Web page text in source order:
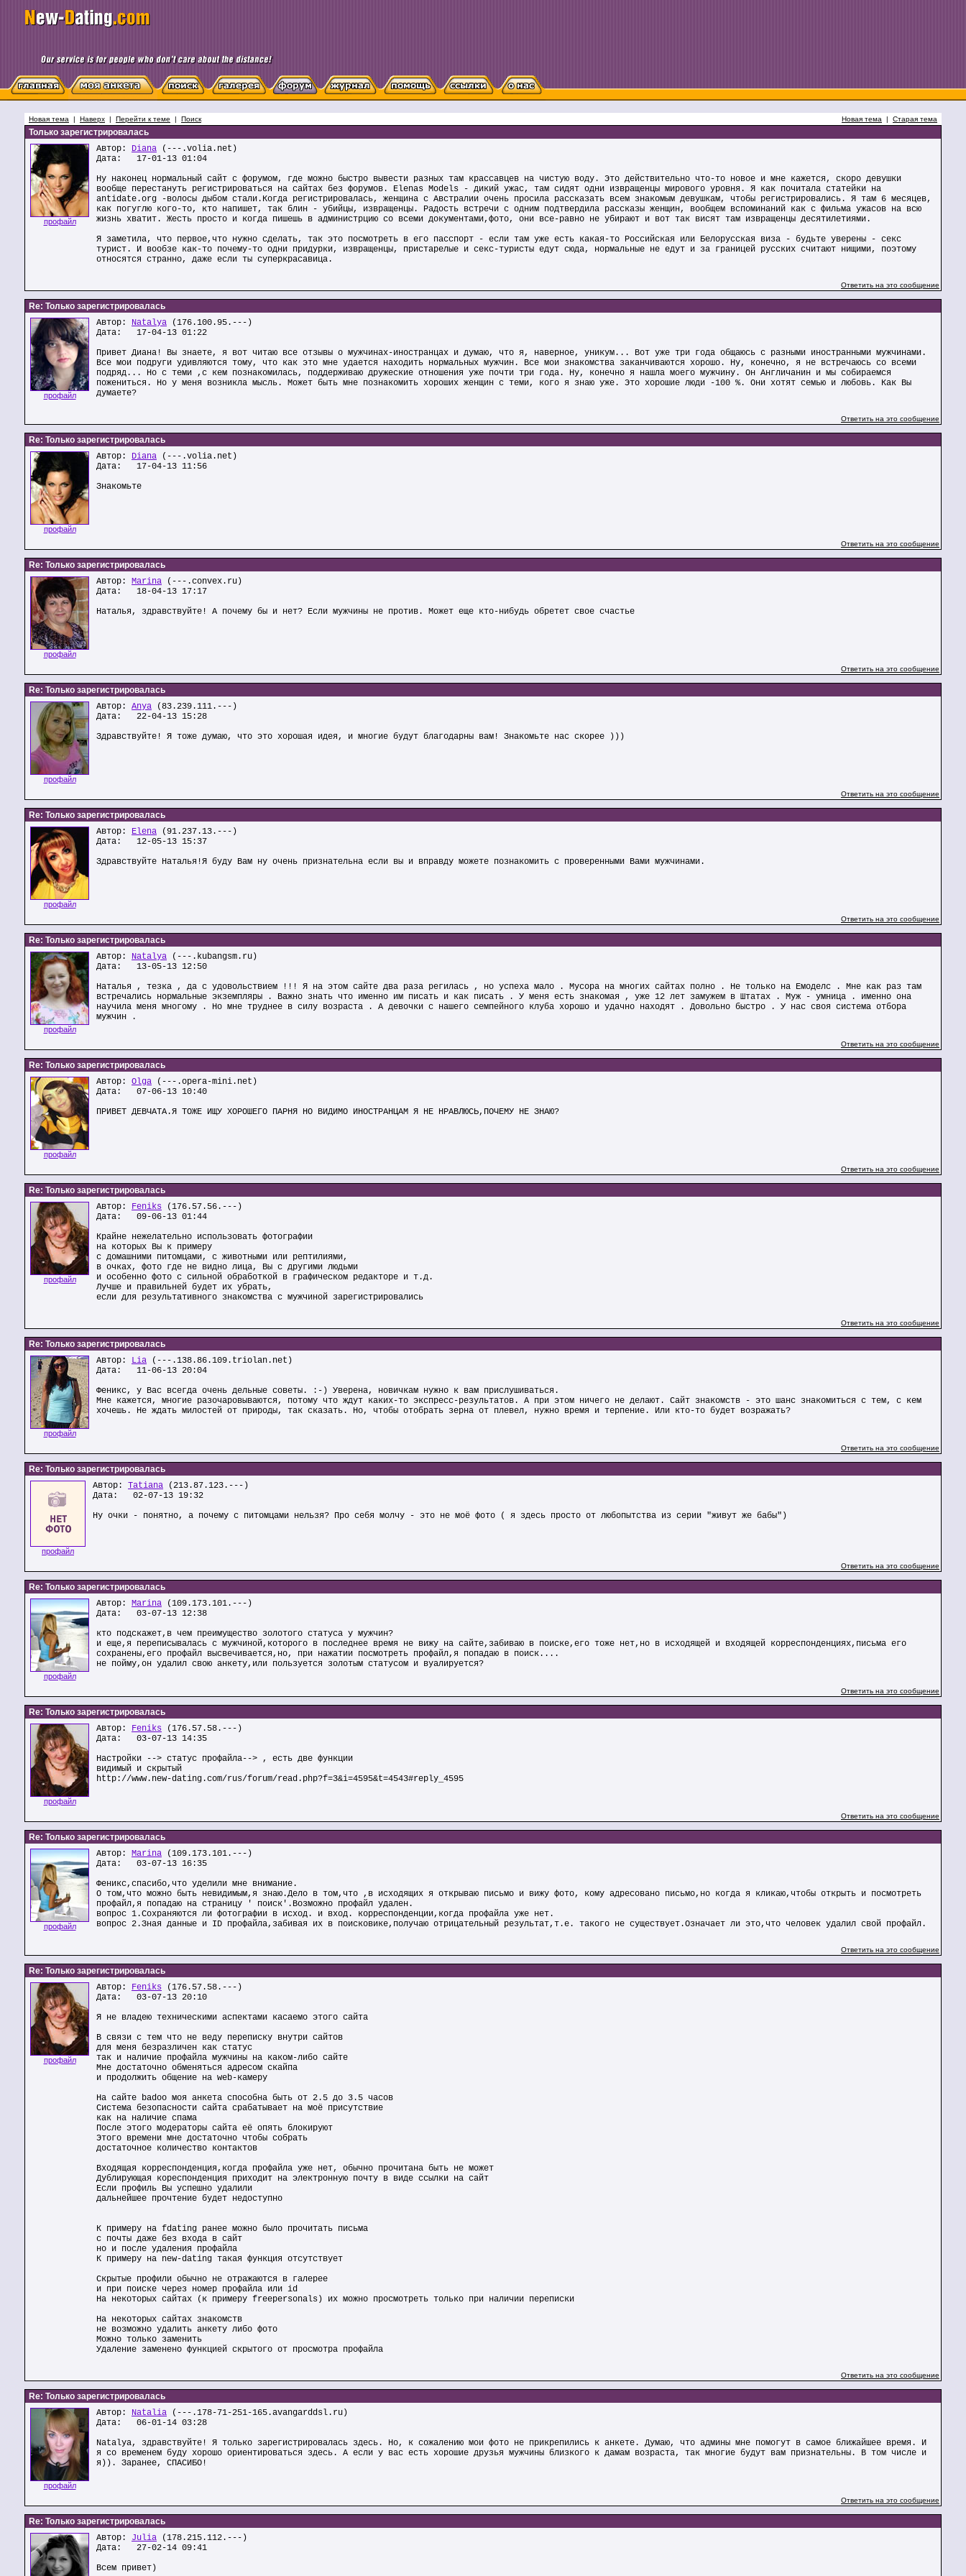
Новая тема | Наверх | Перейти к теме | Поиск Новая тема | Старая тема
Только зарегистрировалась
профайл
Автор: Diana (---.volia.net)
Дата: 17-01-13 01:04
Ну наконец нормальный сайт с форумом, где можно быстро вывести разных там крассавцев на чистую воду. Это действительно что-то новое и мне кажется, скоро девушки
вообще перестануть регистрироваться на сайтах без форумов. Elenas Models - дикий ужас, там сидят одни извращенцы мирового уровня. Я как почитала статейки на
antidate.org -волосы дыбом стали.Когда регистрировалась, женщина с Австралии очень просила рассказать всем знакомым девушкам, чтобы регистрировались. Я там 6 месяцев,
как погуглю кого-то, кто напишет, так блин - убийцы, извращенцы. Радость встречи с одним подтвердила рассказы женщин, вообщем вспоминаний как с фильма ужасов на всю
жизнь хватит. Жесть просто и когда пишешь в администрцию со всеми документами,фото, они все-равно не убирают и вот так висят там извращенцы десятилетиями.
Я заметила, что первое,что нужно сделать, так это посмотреть в его пасспорт - если там уже есть какая-то Российская или Белорусская виза - будьте уверены - секс
турист. И вообзе как-то почему-то одни придурки, извращенцы, пристарелые и секс-туристы едут сюда, нормальные не едут и за границей русских считают нищими, поэтому
относятся странно, даже если ты суперкрасавица.
Ответить на это сообщение
Re: Только зарегистрировалась
профайл
Автор: Natalya (176.100.95.---)
Дата: 17-04-13 01:22
Привет Диана! Вы знаете, я вот читаю все отзывы о мужчинах-иностранцах и думаю, что я, наверное, уникум... Вот уже три года общаюсь с разными иностранными мужчинами.
Все мои подруги удивляются тому, что как это мне удается находить нормальных мужчин. Все мои знакомства заканчиваются хорошо. Ну, конечно, я не встречаюсь со всеми
подряд... Но с теми ,с кем познакомилась, поддерживаю дружеские отношения уже почти три года. Ну, конечно я нашла моего мужчину. Он Англичанин и мы собираемся
пожениться. Но у меня возникла мысль. Может быть мне познакомить хороших женщин с теми, кого я знаю уже. Это хорошие люди -100 %. Они хотят семью и любовь. Как Вы
думаете?
Ответить на это сообщение
Re: Только зарегистрировалась
профайл
Автор: Diana (---.volia.net)
Дата: 17-04-13 11:56
Знакомьте
Ответить на это сообщение
Re: Только зарегистрировалась
профайл
Автор: Marina (---.convex.ru)
Дата: 18-04-13 17:17
Наталья, здравствуйте! А почему бы и нет? Если мужчины не против. Может еще кто-нибудь обретет свое счастье
Ответить на это сообщение
Re: Только зарегистрировалась
профайл
Автор: Anya (83.239.111.---)
Дата: 22-04-13 15:28
Здравствуйте! Я тоже думаю, что это хорошая идея, и многие будут благодарны вам! Знакомьте нас скорее )))
Ответить на это сообщение
Re: Только зарегистрировалась
профайл
Автор: Elena (91.237.13.---)
Дата: 12-05-13 15:37
Здравствуйте Наталья!Я буду Вам ну очень признательна если вы и вправду можете познакомить с проверенными Вами мужчинами.
Ответить на это сообщение
Re: Только зарегистрировалась
профайл
Автор: Natalya (---.kubangsm.ru)
Дата: 13-05-13 12:50
Наталья , тезка , да с удовольствием !!! Я на этом сайте два раза регилась , но успеха мало . Мусора на многих сайтах полно . Не только на Емоделс . Мне как раз там
встречались нормальные экземпляры . Важно знать что именно им писать и как писать . У меня есть знакомая , уже 12 лет замужем в Штатах . Муж - умница . именно она
научила меня многому . Но мне труднее в силу возраста . А девочки с нашего семпейного клуба хорошо и удачно находят . Довольно быстро . У нас своя система отбора
мужчин .
Ответить на это сообщение
Re: Только зарегистрировалась
профайл
Автор: Olga (---.opera-mini.net)
Дата: 07-06-13 10:40
ПРИВЕТ ДЕВЧАТА.Я ТОЖЕ ИЩУ ХОРОШЕГО ПАРНЯ НО ВИДИМО ИНОСТРАНЦАМ Я НЕ НРАВЛЮСЬ,ПОЧЕМУ НЕ ЗНАЮ?
Ответить на это сообщение
Re: Только зарегистрировалась
профайл
Автор: Feniks (176.57.56.---)
Дата: 09-06-13 01:44
Крайне нежелательно использовать фотографии
на которых Вы к примеру
с домашними питомцами, с животными или рептилиями,
в очках, фото где не видно лица, Вы с другими людьми
и особенно фото с сильной обработкой в графическом редакторе и т.д.
Лучше и правильней будет их убрать,
если для результативного знакомства с мужчиной зарегистрировались
Ответить на это сообщение
Re: Только зарегистрировалась
профайл
Автор: Lia (---.138.86.109.triolan.net)
Дата: 11-06-13 20:04
Феникс, у Вас всегда очень дельные советы. :-) Уверена, новичкам нужно к вам прислушиваться.
Мне кажется, многие разочаровываются, потому что ждут каких-то экспресс-результатов. А при этом ничего не делают. Сайт знакомств - это шанс знакомиться с тем, с кем
хочешь. Не ждать милостей от природы, так сказать. Но, чтобы отобрать зерна от плевел, нужно время и терпение. Или кто-то будет возражать?
Ответить на это сообщение
Re: Только зарегистрировалась
профайл
Автор: Tatiana (213.87.123.---)
Дата: 02-07-13 19:32
Ну очки - понятно, а почему с питомцами нельзя? Про себя молчу - это не моё фото ( я здесь просто от любопытства из серии "живут же бабы")
Ответить на это сообщение
Re: Только зарегистрировалась
профайл
Автор: Marina (109.173.101.---)
Дата: 03-07-13 12:38
кто подскажет,в чем преимущество золотого статуса у мужчин?
и еще,я переписывалась с мужчиной,которого в последнее время не вижу на сайте,забиваю в поиске,его тоже нет,но в исходящей и входящей корреспонденциях,письма его
сохранены,его профайл высвечивается,но, при нажатии посмотреть профайл,я попадаю в поиск....
не пойму,он удалил свою анкету,или пользуется золотым статусом и вуалируется?
Ответить на это сообщение
Re: Только зарегистрировалась
профайл
Автор: Feniks (176.57.58.---)
Дата: 03-07-13 14:35
Настройки --> статус профайла--> , есть две функции
видимый и скрытый
http://www.new-dating.com/rus/forum/read.php?f=3&i=4595&t=4543#reply_4595
Ответить на это сообщение
Re: Только зарегистрировалась
профайл
Автор: Marina (109.173.101.---)
Дата: 03-07-13 16:35
Феникс,спасибо,что уделили мне внимание.
О том,что можно быть невидимым,я знаю.Дело в том,что ,в исходящих я открываю письмо и вижу фото, кому адресовано письмо,но когда я кликаю,чтобы открыть и посмотреть
профайл,я попадаю на страницу ' поиск'.Возможно профайл удален.
вопрос 1.Сохраняются ли фотографии в исход. и вход. корреспонденции,когда профайла уже нет.
вопрос 2.Зная данные и ID профайла,забивая их в поисковике,получаю отрицательный результат,т.е. такого не существует.Означает ли это,что человек удалил свой профайл.
Ответить на это сообщение
Re: Только зарегистрировалась
профайл
Автор: Feniks (176.57.58.---)
Дата: 03-07-13 20:10
Я не владею техническими аспектами касаемо этого сайта
В связи с тем что не веду переписку внутри сайтов
для меня безразличен как статус
так и наличие профайла мужчины на каком-либо сайте
Мне достаточно обменяться адресом скайпа
и продолжить общение на web-камеру
На сайте badoo моя анкета способна быть от 2.5 до 3.5 часов
Система безопасности сайта срабатывает на моё присутствие
как на наличие спама
После этого модераторы сайта её опять блокируют
Этого времени мне достаточно чтобы собрать
достаточное количество контактов
Входящая корреспонденция,когда профайла уже нет, обычно прочитана быть не может
Дублирующая кореспонденция приходит на электронную почту в виде ссылки на сайт
Если профиль Вы успешно удалили
дальнейшее прочтение будет недоступно
К примеру на fdating ранее можно было прочитать письма
с почты даже без входа в сайт
но и после удаления профайла
К примеру на new-dating такая функция отсутствует
Скрытые профили обычно не отражаются в галерее
и при поиске через номер профайла или id
На некоторых сайтах (к примеру freepersonals) их можно просмотреть только при наличии переписки
На некоторых сайтах знакомств
не возможно удалить анкету либо фото
Можно только заменить
Удаление заменено функцией скрытого от просмотра профайла
Ответить на это сообщение
Re: Только зарегистрировалась
профайл
Автор: Natalia (---.178-71-251-165.avangarddsl.ru)
Дата: 06-01-14 03:28
Natalya, здравствуйте! Я только зарегистрировалась здесь. Но, к сожалению мои фото не прикрепились к анкете. Думаю, что админы мне помогут в самое ближайшее время. И
я со временем буду хорошо ориентироваться здесь. А если у вас есть хорошие друзья мужчины близкого к дамам возраста, так многие будут вам признательны. В том числе и
я)). Заранее, СПАСИБО!
Ответить на это сообщение
Re: Только зарегистрировалась
Автор: Julia (178.215.112.---)
Дата: 27-02-14 09:41
Всем привет)